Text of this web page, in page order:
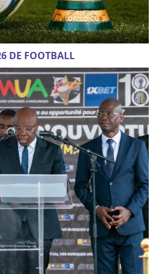
DE FOOTBALL